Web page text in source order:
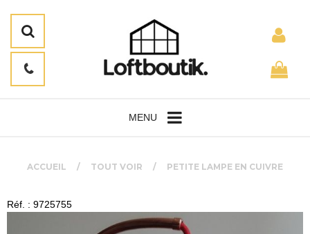
MENU
ACCUEIL TOUT VOIR PETITE LAMPE EN CUIVRE
Réf. : 9725755